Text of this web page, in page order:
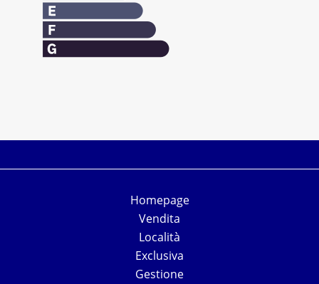
Homepage
Vendita
Località
Exclusiva
Gestione